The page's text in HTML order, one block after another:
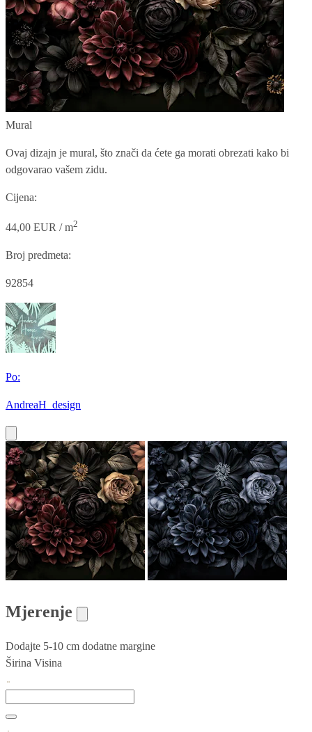
Mural
Ovaj dizajn je mural, što znači da ćete ga morati obrezati kako bi
odgovarao vašem zidu.
Cijena:
44,00 EUR / m2
Broj predmeta:
92854
Po:
AndreaH_design
Mjerenje
Dodajte 5-10 cm dodatne margine
Širina Visina